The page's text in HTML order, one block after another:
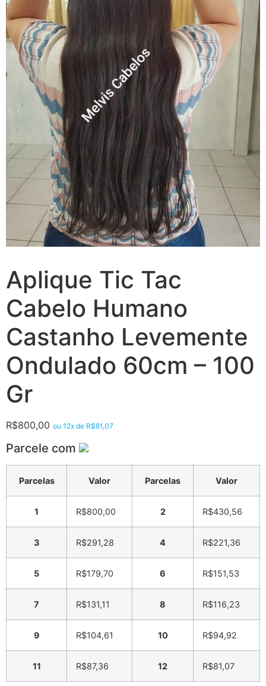
Aplique Tic Tac
Cabelo Humano
Castanho Levemente
Ondulado 60cm – 100
Gr
R$800,00 ou 12x de R$81,07
Parcele com
Parcelas Valor Parcelas Valor
1 R$800,00 2 R$430,56
3 R$291,28 4 R$221,36
5 R$179,70 6 R$151,53
7 R$131,11 8 R$116,23
9 R$104,61 10 R$94,92
11 R$87,36 12 R$81,07